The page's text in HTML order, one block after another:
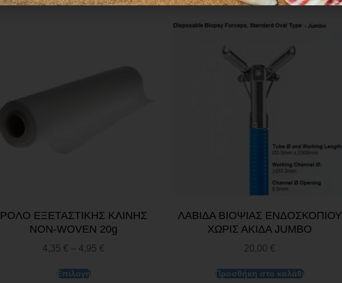
ΡΟΛΟ ΕΞΕΤΑΣΤΙΚΗΣ ΚΛΙΝΗΣ
NON-WOVEN 20g
4,35 € – 4,95 €
Επιλογή
ΛΑΒΙΔΑ ΒΙΟΨΙΑΣ ΕΝΔΟΣΚΟΠΙΟΥ
ΧΩΡΙΣ ΑΚΙΔΑ JUMBO
20,00 €
Προσθήκη στο καλάθι